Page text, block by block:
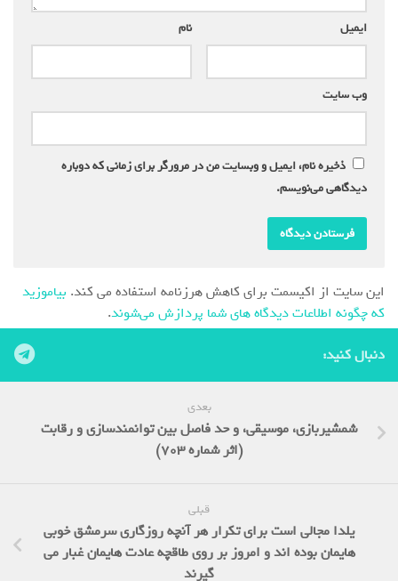
نام ایمیل
وب‌ سایت
ذخیره نام، ایمیل و وبسایت من در مرورگر برای زمانی که دوباره
دیدگاهی می‌نویسم.
این سایت از اکیسمت برای کاهش هرزنامه استفاده می کند. بیاموزید
که چگونه اطلاعات دیدگاه های شما پردازش می‌شوند.
دنبال کنید:
بعدی
شمشیربازی، موسیقی، و حد فاصل بین توانمندسازی و رقابت
(اثر شماره 703)
قبلی
یلدا مجالى است براى تکرار هر آنچه روزگارى سرمشق خوبى
هایمان بوده اند و امروز بر روى طاقچه عادت هایمان غبار مى
گیرند